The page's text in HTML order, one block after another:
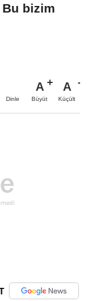
Bu bizim
Dinle
A
Büyüt
A
Küçült